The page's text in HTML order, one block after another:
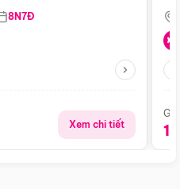
8N7Đ
Xem chi tiết